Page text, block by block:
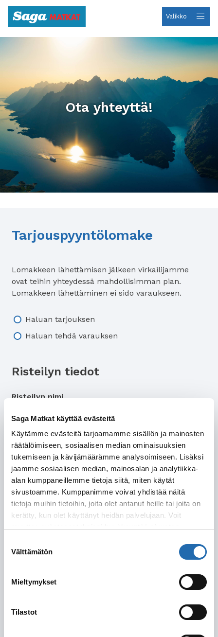
Saga Matkat käyttää evästeitä
Käytämme evästeitä tarjoamamme sisällön ja mainosten
räätälöimiseen, sosiaalisen median ominaisuuksien
tukemiseen ja kävijämäärämme analysoimiseen. Lisäksi
jaamme sosiaalisen median, mainosalan ja analytiikka-
alan kumppaneillemme tietoja siitä, miten käytät
sivustoamme. Kumppanimme voivat yhdistää näitä
tietoja muihin tietoihin, joita olet antanut heille tai joita on
kerätty, kun olet käyttänyt heidän palvelujaan. Voit
valinta
Välttämätön
Mieltymykset
Tilastot
Etusivulle
Valikko
Ota yhteyttä!
Tarjouspyyntölomake
Lomakkeen lähettämisen jälkeen virkailijamme
ovat teihin yhteydessä mahdollisimman pian.
Lomakkeen lähettäminen ei sido varaukseen.
Tarjous/varaus
Haluan tarjouksen
Haluan tehdä varauksen
Risteilyn tiedot
Risteilyn nimi
Lähtöpäivä
Joustoa
matkustuspäivissä
Matkustuspäivissä on joustoa (kerro
tarkemmin alla)
Laiva